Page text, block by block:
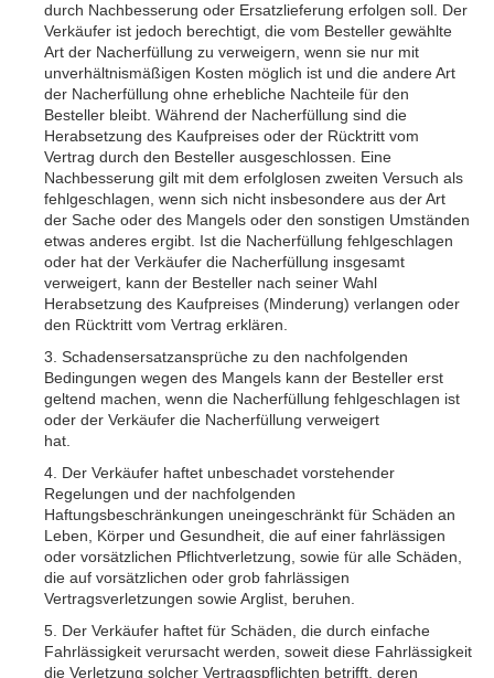
durch Nachbesserung oder Ersatzlieferung erfolgen soll. Der
Verkäufer ist jedoch berechtigt, die vom Besteller gewählte
Art der Nacherfüllung zu verweigern, wenn sie nur mit
unverhältnismäßigen Kosten möglich ist und die andere Art
der Nacherfüllung ohne erhebliche Nachteile für den
Besteller bleibt. Während der Nacherfüllung sind die
Herabsetzung des Kaufpreises oder der Rücktritt vom
Vertrag durch den Besteller ausgeschlossen. Eine
Nachbesserung gilt mit dem erfolglosen zweiten Versuch als
fehlgeschlagen, wenn sich nicht insbesondere aus der Art
der Sache oder des Mangels oder den sonstigen Umständen
etwas anderes ergibt. Ist die Nacherfüllung fehlgeschlagen
oder hat der Verkäufer die Nacherfüllung insgesamt
verweigert, kann der Besteller nach seiner Wahl
Herabsetzung des Kaufpreises (Minderung) verlangen oder
den Rücktritt vom Vertrag erklären.
3. Schadensersatzansprüche zu den nachfolgenden
Bedingungen wegen des Mangels kann der Besteller erst
geltend machen, wenn die Nacherfüllung fehlgeschlagen ist
oder der Verkäufer die Nacherfüllung verweigert
hat.
4. Der Verkäufer haftet unbeschadet vorstehender
Regelungen und der nachfolgenden
Haftungsbeschränkungen uneingeschränkt für Schäden an
Leben, Körper und Gesundheit, die auf einer fahrlässigen
oder vorsätzlichen Pflichtverletzung, sowie für alle Schäden,
die auf vorsätzlichen oder grob fahrlässigen
Vertragsverletzungen sowie Arglist, beruhen.
5. Der Verkäufer haftet für Schäden, die durch einfache
Fahrlässigkeit verursacht werden, soweit diese Fahrlässigkeit
die Verletzung solcher Vertragspflichten betrifft, deren